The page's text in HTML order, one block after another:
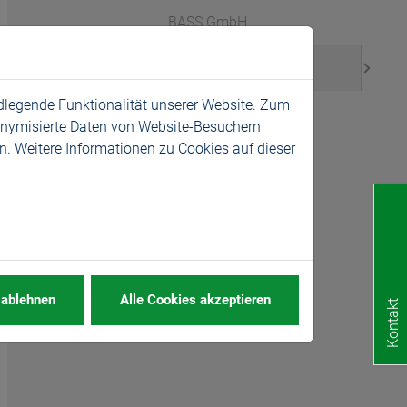
Zum Shop
Karriere
Kontakt
Funktionalität unserer Website. Zum
Daten von Website-Besuchern
Weitere Informationen zu Cookies auf dieser
Alle Cookies akzeptieren
BASS GmbH